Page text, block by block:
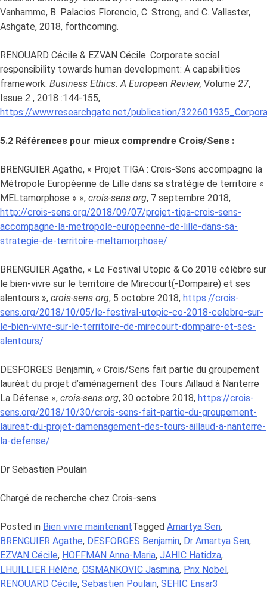
Vanhamme, B. Palacios Florencio, C. Strong, and C. Vallaster,
Ashgate, 2018, forthcoming.
RENOUARD Cécile & EZVAN Cécile. Corporate social
responsibility towards human development: A capabilities
framework. Business Ethics: A European Review, Volume 27,
Issue 2 , 2018 :144-155,
https://www.researchgate.net/publication/
5.2 Références pour mieux comprendre Crois/Sens :
BRENGUIER Agathe, « Projet TIGA : Crois-Sens accompagne la
Métropole Européenne de Lille dans sa stratégie de territoire «
MELtamorphose » », crois-sens.org, 7 septembre 2018,
http://crois-sens.org/2018/09/07/projet-tiga-crois-sens-
accompagne-la-metropole-europeenne-de-lille-dans-sa-
strategie-de-territoire-meltamorphose/
BRENGUIER Agathe, « Le Festival Utopic & Co 2018 célèbre sur
le bien-vivre sur le territoire de Mirecourt(-Dompaire) et ses
alentours », crois-sens.org, 5 octobre 2018, https://crois-
sens.org/2018/10/05/le-festival-utopic-co-2018-celebre-sur-
le-bien-vivre-sur-le-territoire-de-mirecourt-dompaire-et-ses-
alentours/
DESFORGES Benjamin, « Crois/Sens fait partie du groupement
lauréat du projet d’aménagement des Tours Aillaud à Nanterre
La Défense », crois-sens.org, 30 octobre 2018, https://crois-
sens.org/2018/10/30/crois-sens-fait-partie-du-groupement-
laureat-du-projet-damenagement-des-tours-aillaud-a-nanterre-
la-defense/
Dr Sebastien Poulain
Chargé de recherche chez Crois-sens
Posted in Bien vivre maintenantTagged Amartya Sen,
BRENGUIER Agathe, DESFORGES Benjamin, Dr Amartya Sen,
EZVAN Cécile, HOFFMAN Anna-Maria, JAHIC Hatidza,
LHUILLIER Hélène, OSMANKOVIC Jasmina, Prix Nobel,
RENOUARD Cécile, Sebastien Poulain, SEHIC Ensar3